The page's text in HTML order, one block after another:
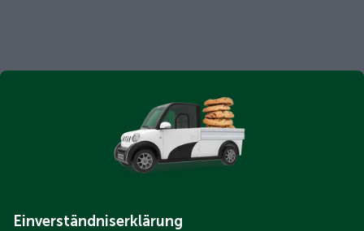
Einverständniserklärung